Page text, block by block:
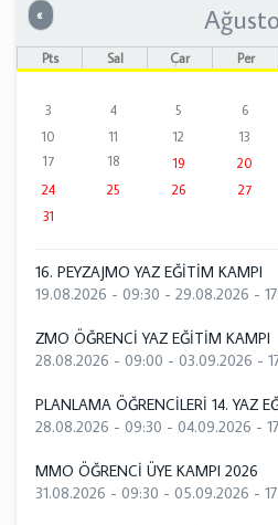
« Önceki
Pts Sal Çar Per
3
4 5 6
10
11 12 13
17
18 19 20
24
25 26 27
31
16. PEYZAJMO YAZ EĞİTİM KAMPI
19.08.2026 - 09:30 - 29.08.2026 -
ZMO ÖĞRENCİ YAZ EĞİTİM KAMPI
28.08.2026 - 09:00 - 03.09.2026 -
PLANLAMA ÖĞRENCİLERİ 14. YAZ
28.08.2026 - 09:30 - 04.09.2026 -
MMO ÖĞRENCİ ÜYE KAMPI 2026
31.08.2026 - 09:30 - 05.09.2026 -